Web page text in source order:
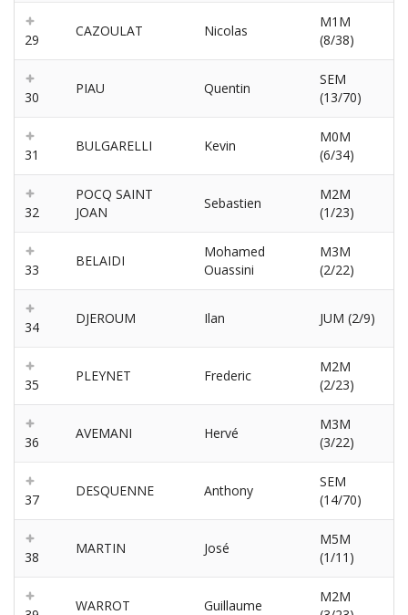
29
CAZOULAT Nicolas
M1M
(8/38)
30
PIAU Quentin
SEM
(13/70)
31
BULGARELLI Kevin
M0M
(6/34)
32
POCQ SAINT
JOAN
Sebastien
M2M
(1/23)
33
BELAIDI
Mohamed
Ouassini
M3M
(2/22)
34
DJEROUM Ilan JUM (2/9)
35
PLEYNET Frederic
M2M
(2/23)
36
AVEMANI Hervé
M3M
(3/22)
37
DESQUENNE Anthony
SEM
(14/70)
38
MARTIN José
M5M
(1/11)
WARROT Guillaume
M2M